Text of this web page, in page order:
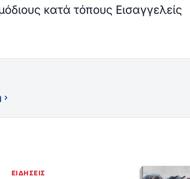
κατά τόπους Εισαγγελείς
›
ΕΙΔΉΣΕΙΣ